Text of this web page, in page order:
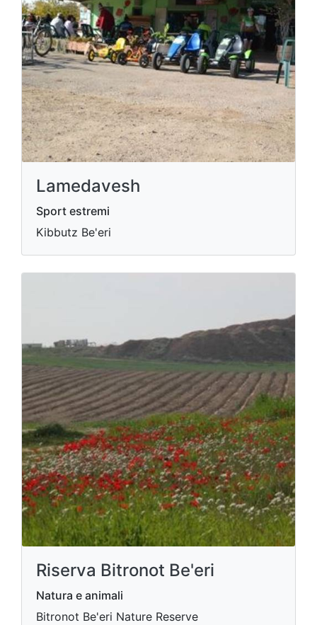
Lamedavesh
Sport estremi
Kibbutz Be'eri
Riserva Bitronot Be'eri
Natura e animali
Bitronot Be'eri Nature Reserve